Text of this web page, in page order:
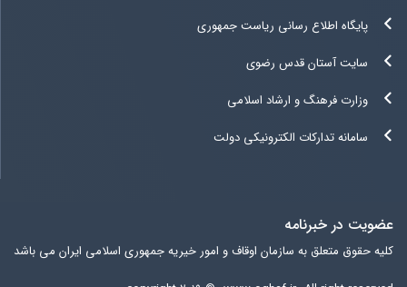
پایگاه اطلاع رسانی ریاست جمهوری
سایت آستان قدس رضوی
وزارت فرهنگ و ارشاد اسلامی
سامانه تدارکات الکترونیکی دولت
عضویت در خبرنامه
کلیه حقوق متعلق به سازمان اوقاف و امور خیریه جمهوری اسلامی ایران می باشد